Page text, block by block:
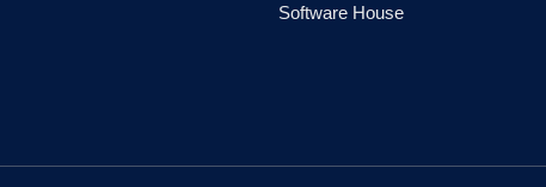
Software House